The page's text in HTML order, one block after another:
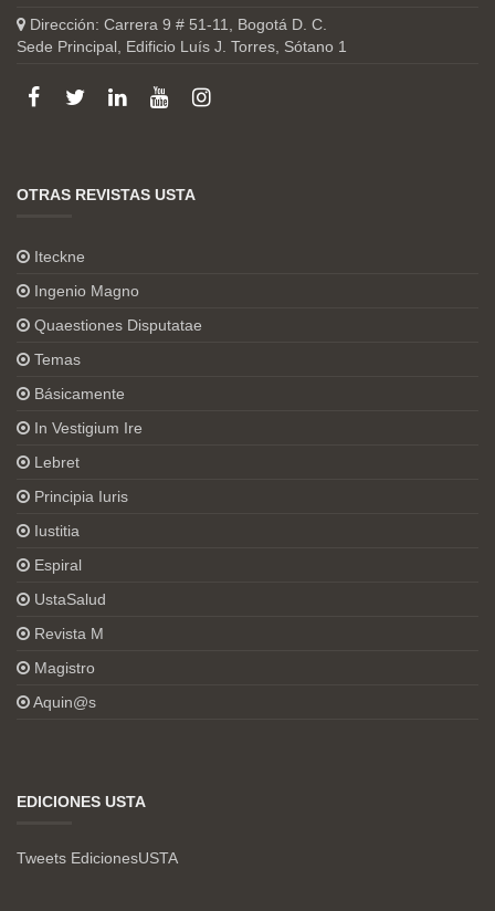
Dirección: Carrera 9 # 51-11, Bogotá D. C.
Sede Principal, Edificio Luís J. Torres, Sótano 1
OTRAS REVISTAS USTA
Iteckne
Ingenio Magno
Quaestiones Disputatae
Temas
Básicamente
In Vestigium Ire
Lebret
Principia Iuris
Iustitia
Espiral
UstaSalud
Revista M
Magistro
Aquin@s
EDICIONES USTA
Tweets EdicionesUSTA